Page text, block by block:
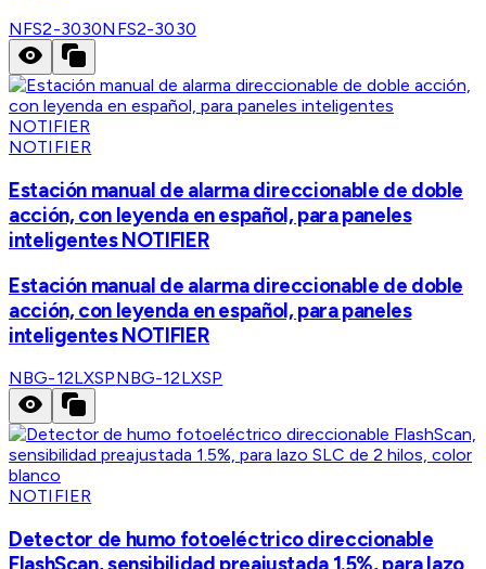
NFS2-3030NFS2-3030
NOTIFIER
Estación manual de alarma direccionable de doble
acción, con leyenda en español, para paneles
inteligentes NOTIFIER
Estación manual de alarma direccionable de doble
acción, con leyenda en español, para paneles
inteligentes NOTIFIER
NBG-12LXSPNBG-12LXSP
NOTIFIER
Detector de humo fotoeléctrico direccionable